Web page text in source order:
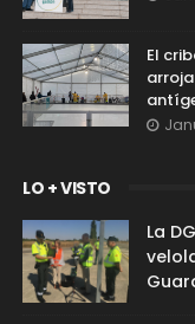
El
LO + VISTO
La